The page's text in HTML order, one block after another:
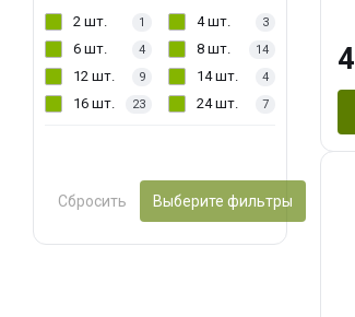
2 шт. 1 4 шт. 3
6 шт. 4 8 шт. 14
12 шт. 9 14 шт. 4
16 шт. 23 24 шт. 7
Сбросить Выберите фильтры